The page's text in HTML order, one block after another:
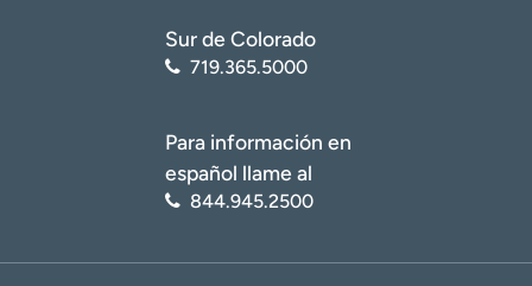
Sur de Colorado
719.365.5000
Para información en
español llame al
844.945.2500